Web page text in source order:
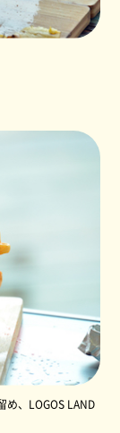
め、LOGOS LAND